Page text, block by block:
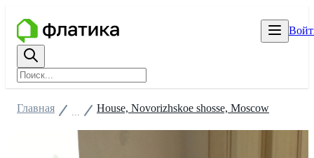
Главная House, Novorizhskoe shosse, Moscow